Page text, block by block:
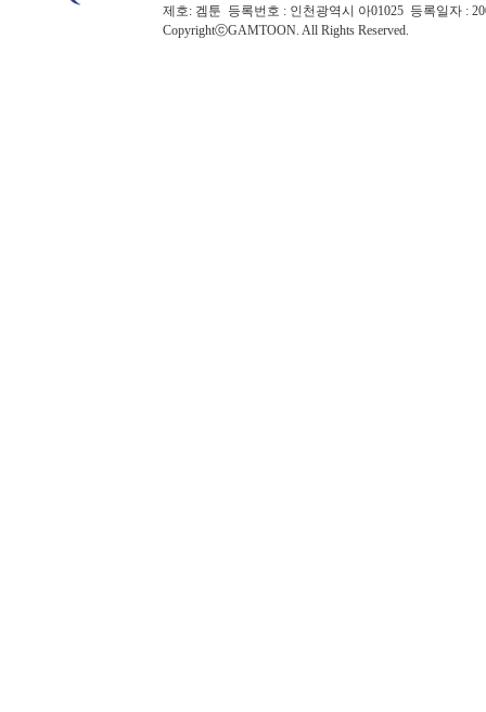
제호: 겜툰 등록번호 : 인천광역시 아01025 등록일자 :
CopyrightⓒGAMTOON. All Rights Reserved.